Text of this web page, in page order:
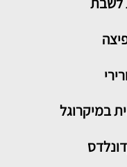
במיקרוגל